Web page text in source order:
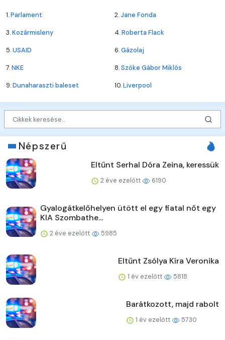
1.Parlament 2.Jane Fonda
3.Kozármisleny 4.Roberta Flack
5.USAID 6.Gázolaj
7.NKE 8.Szőke Gábor Miklós
9.Dunaharaszti baleset 10.Liverpool
Népszerű
Eltűnt Serhal Dóra Zeina, keressük
2 éve ezelőtt 6190
Gyalogátkelőhelyen ütött el egy fiatal nőt egy
KIA Szombathe...
2 éve ezelőtt 5985
Eltűnt Zsólya Kíra Veronika
1 év ezelőtt 5818
Barátkozott, majd rabolt
1 év ezelőtt 5730